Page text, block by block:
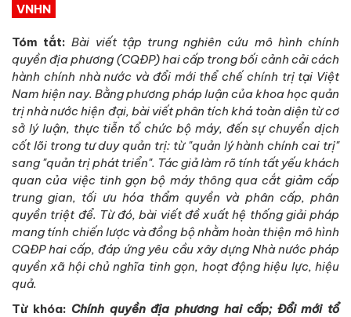
VNHN
Tóm tắt: Bài viết tập trung nghiên cứu mô hình chính
quyền địa phương (CQĐP) hai cấp trong bối cảnh cải cách
hành chính nhà nước và đổi mới thể chế chính trị tại Việt
Nam hiện nay. Bằng phương pháp luận của khoa học quản
trị nhà nước hiện đại, bài viết phân tích khá toàn diện từ cơ
sở lý luận, thực tiễn tổ chức bộ máy, đến sự chuyển dịch
cốt lõi trong tư duy quản trị: từ "quản lý hành chính cai trị"
sang "quản trị phát triển". Tác giả làm rõ tính tất yếu khách
quan của việc tinh gọn bộ máy thông qua cắt giảm cấp
trung gian, tối ưu hóa thẩm quyền và phân cấp, phân
quyền triệt để. Từ đó, bài viết đề xuất hệ thống giải pháp
mang tính chiến lược và đồng bộ nhằm hoàn thiện mô hình
CQĐP hai cấp, đáp ứng yêu cầu xây dựng Nhà nước pháp
quyền xã hội chủ nghĩa tinh gọn, hoạt động hiệu lực, hiệu
quả.
Từ khóa: Chính quyền địa phương hai cấp; Đổi mới tổ